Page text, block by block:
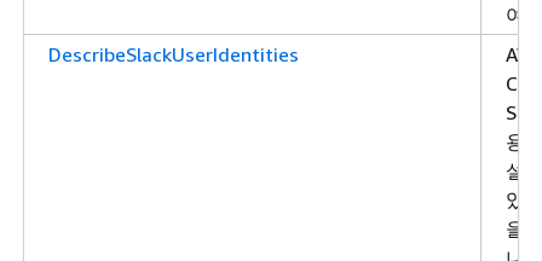
여
DescribeSlackUserIdentities
용
설
있
을